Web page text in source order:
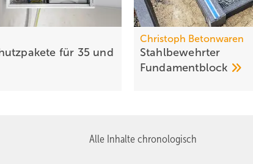
für 35 und
Christoph Betonwaren
Stahlbewehrter
Fundamentblock
Alle Inhalte chronologisch